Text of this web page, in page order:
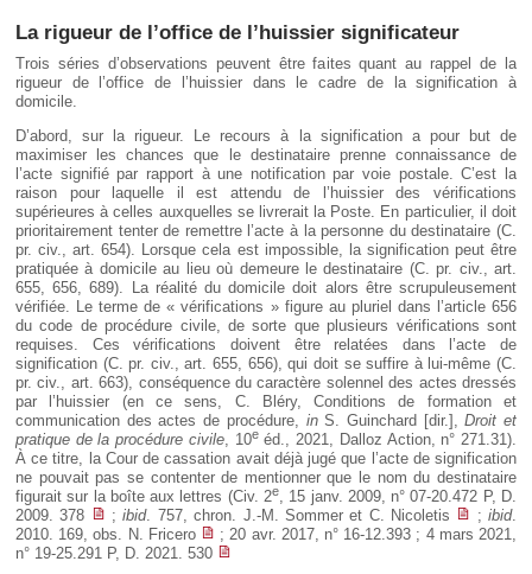
La rigueur de l’office de l’huissier significateur
Trois séries d’observations peuvent être faites quant au rappel de la
rigueur de l’office de l’huissier dans le cadre de la signification à
domicile.
D’abord, sur la rigueur. Le recours à la signification a pour but de
maximiser les chances que le destinataire prenne connaissance de
l’acte signifié par rapport à une notification par voie postale. C’est la
raison pour laquelle il est attendu de l’huissier des vérifications
supérieures à celles auxquelles se livrerait la Poste. En particulier, il doit
prioritairement tenter de remettre l’acte à la personne du destinataire (C.
pr. civ., art. 654). Lorsque cela est impossible, la signification peut être
pratiquée à domicile au lieu où demeure le destinataire (C. pr. civ., art.
655, 656, 689). La réalité du domicile doit alors être scrupuleusement
vérifiée. Le terme de « vérifications » figure au pluriel dans l’article 656
du code de procédure civile, de sorte que plusieurs vérifications sont
requises. Ces vérifications doivent être relatées dans l’acte de
signification (C. pr. civ., art. 655, 656), qui doit se suffire à lui-même (C.
pr. civ., art. 663), conséquence du caractère solennel des actes dressés
par l’huissier (en ce sens, C. Bléry, Conditions de formation et
communication des actes de procédure, inS. Guinchard [dir.],Droit et
pratique de la procédure civile, 10eéd., 2021, Dalloz Action, n° 271.31).
À ce titre, la Cour de cassation avait déjà jugé que l’acte de signification
ne pouvait pas se contenter de mentionner que le nom du destinataire
figurait sur la boîte aux lettres (Civ. 2e, 15 janv. 2009, n° 07-20.472 P, D.
2009. 378
;ibid. 757, chron. J.-M. Sommer et C. Nicoletis ;ibid.
2010. 169, obs. N. Fricero
; 20 avr. 2017, n° 16-12.393 ; 4 mars 2021,
n° 19-25.291 P, D. 2021. 530